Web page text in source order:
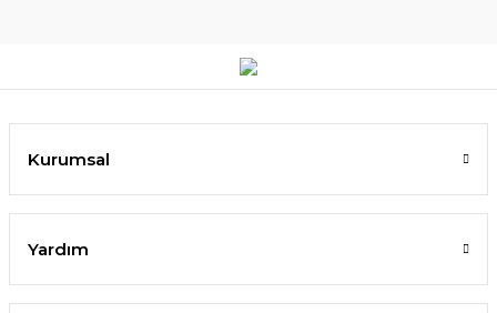
Kurumsal
Yardım